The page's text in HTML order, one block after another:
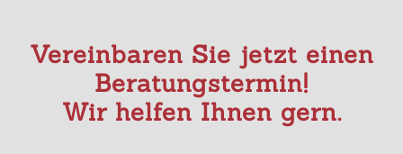
Vereinbaren Sie jetzt einen
Beratungstermin!
Wir helfen Ihnen gern.